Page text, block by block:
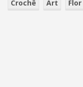
Crochê
Art Flor